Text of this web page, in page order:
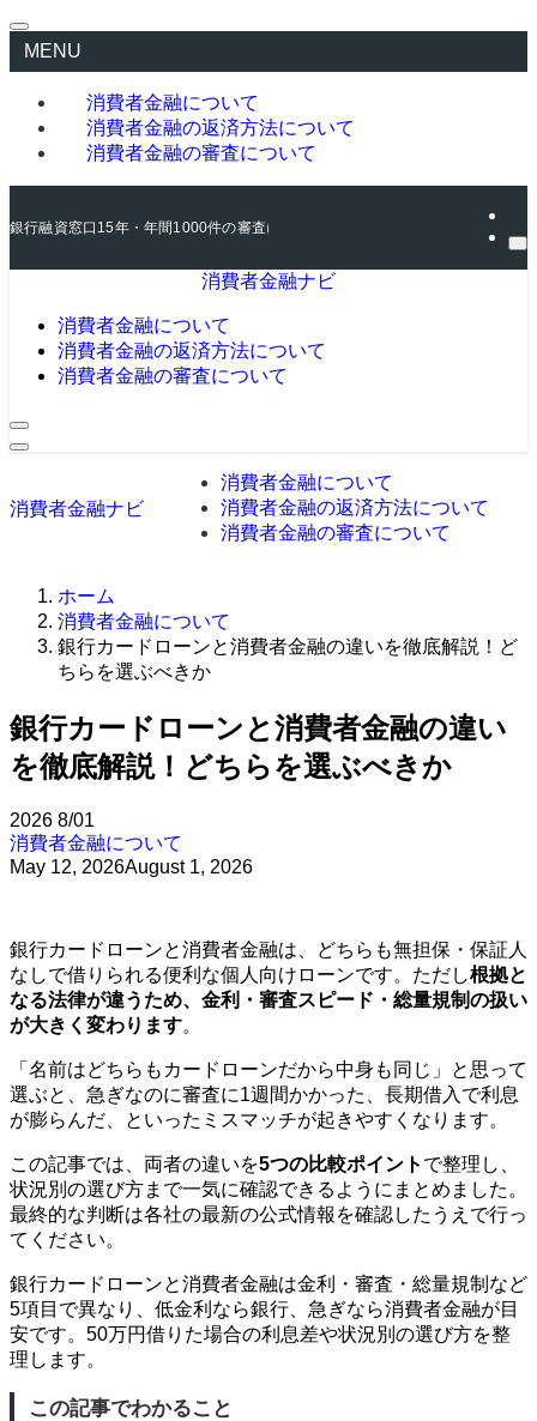
MENU
消費者金融について
消費者金融の返済方法について
消費者金融の審査について
銀行融資窓口15年・年間1000件の審査に関わった元銀行員が、消費者金融の
消費者金融ナビ
消費者金融について
消費者金融の返済方法について
消費者金融の審査について
消費者金融ナビ
消費者金融について
消費者金融の返済方法について
消費者金融の審査について
ホーム
消費者金融について
銀行カードローンと消費者金融の違いを徹底解説！ど
ちらを選ぶべきか
銀行カードローンと消費者金融の違い
を徹底解説！どちらを選ぶべきか
2026 8/01
消費者金融について
May 12, 2026August 1, 2026
銀行カードローンと消費者金融は、どちらも無担保・保証人
なしで借りられる便利な個人向けローンです。ただし根拠と
なる法律が違うため、金利・審査スピード・総量規制の扱い
が大きく変わります。
「名前はどちらもカードローンだから中身も同じ」と思って
選ぶと、急ぎなのに審査に1週間かかった、長期借入で利息
が膨らんだ、といったミスマッチが起きやすくなります。
この記事では、両者の違いを5つの比較ポイント で整理し、
状況別の選び方まで一気に確認できるようにまとめました。
最終的な判断は各社の最新の公式情報を確認したうえで行っ
てください。
銀行カードローンと消費者金融は金利・審査・総量規制など
5項目で異なり、低金利なら銀行、急ぎなら消費者金融が目
安です。50万円借りた場合の利息差や状況別の選び方を整
理します。
この記事でわかること